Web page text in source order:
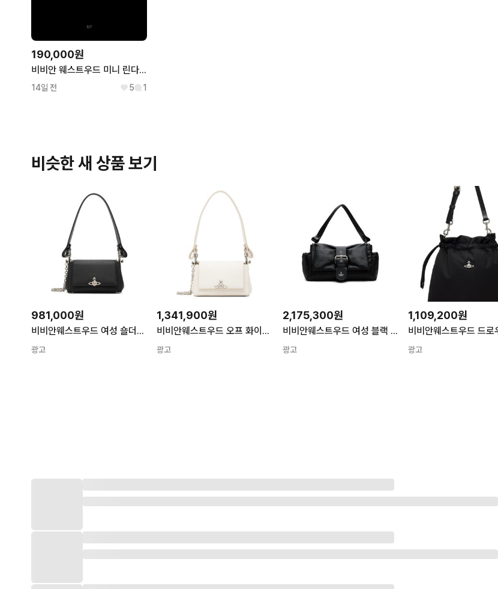
190,000원
비비안 웨스트우드 미니 린다 도트백
14일 전 5 1
비슷한 새 상품 보기
981,000원
비비안웨스트우드 여성 숄더백 헤이즐 블랙 4603000WW S0026 N401 스몰 TP874766430 157074548
광고
1,341,900원
비비안웨스트우드 오프 화이트 숄더백 4603000WW S0026 스몰 헤이즐 TP874766432 157074545
광고
2,175,300원
비비안웨스트우드 여성 블랙 헤이즐 트레저 숄더백 262314F048037 XL 158466869
광고
1,109,200원
광고